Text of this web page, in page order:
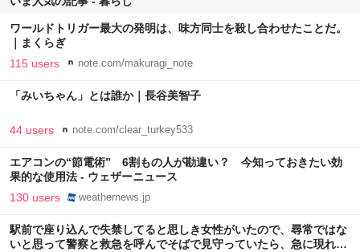
ワールドトリガー最大の発明は、味方同士を殺し合わせたことだ。
｜まくらぎ
115 users note.com/makuragi_note
「みいちゃん」とは誰か｜長谷美智子
44 users note.com/clear_turkey533
エアコンの“節電術” 6割もの人が勘違い？ 今知っておきたい効
果的な使用法 - ウェザーニュース
130 users weathernews.jp
駅前で座り込んで失禁してると思しき女性がいたので、尋常ではな
いと思って警察と救急を呼んでそばで見守っていたら、急に現れた